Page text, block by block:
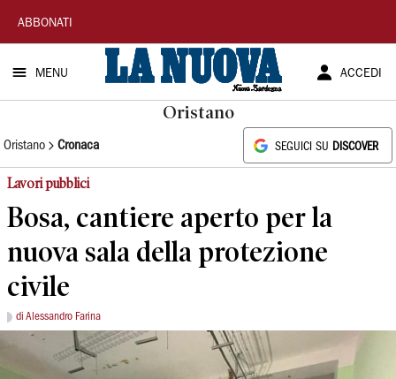
La
Nuova
Sardegna
ABBONATI
MENU ACCEDI
Oristano
Oristano Cronaca SEGUICI SU DISCOVER
Lavori pubblici
Bosa, cantiere aperto per la
nuova sala della protezione
civile
di Alessandro Farina